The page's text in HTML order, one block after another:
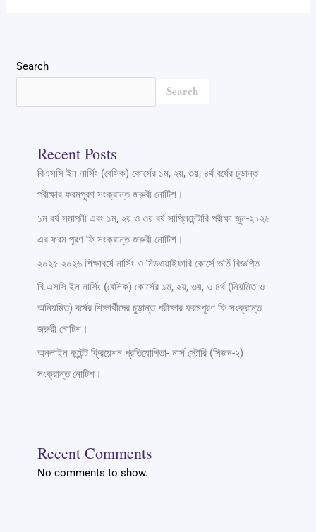
Search
Search
Recent Posts
বিএসসি ইন নার্সিং (বেসিক) কোর্সের ১ম, ২য়, ৩য়, ৪র্থ বর্ষের চুড়ান্ত
পরীক্ষার ফরমপূরণ সংক্রান্ত জরুরী নোটিশ।
১ম বর্ষ সমাপনী এবং ১ম, ২য় ও ৩য় বর্ষ সাপ্লিমেন্টারি পরীক্ষা জুন-২০২৬
এর ফরম পূরণ ফি সংক্রান্ত জরুরী নোটিশ।
২০২৫-২০২৬ শিক্ষাবর্ষে নার্সিং ও মিডওয়াইফারি কোর্সে ভর্তি বিজ্ঞপ্তি
বি.এসসি ইন নার্সিং (বেসিক) কোর্সের ১ম, ২য়, ৩য়, ও ৪র্থ (নিয়মিত ও
অনিয়মিত) বর্ষের শিক্ষার্থীদের চুড়ান্ত পরীক্ষার ফরমপূরণ ফি সংক্রান্ত
জরুরী নোটিশ।
অনলাইন কন্টেন্ট ক্রিয়েশন প্রতিযোগিতা- নার্স স্টোরি (সিজন-২)
সংক্রান্ত নোটিশ।
Recent Comments
No comments to show.